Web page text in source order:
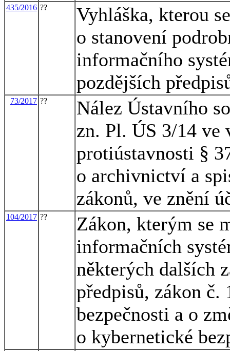
435/2016 ??
Vyhláška, kterou
o stanovení
informačního
pozdějších
73/2017 ??
Nález Ústavního
zn. Pl. ÚS 3/14 ve
protiústavnosti §
o archivnictví a
zákonů, ve znění
104/2017 ??
Zákon, kterým se
informačních
některých dalších
předpisů, zákon č.
bezpečnosti a o
o kybernetické